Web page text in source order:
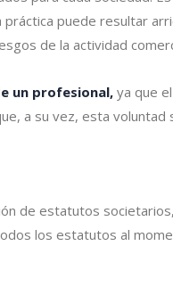
puede resultar
de la actividad
un profesional,ya que
a su vez, esta voluntad
de estatutos
los estatutos al